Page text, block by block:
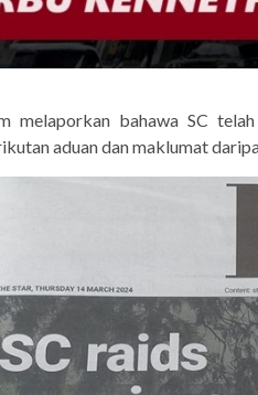
melaporkan bahawa SC
aduan dan maklumat